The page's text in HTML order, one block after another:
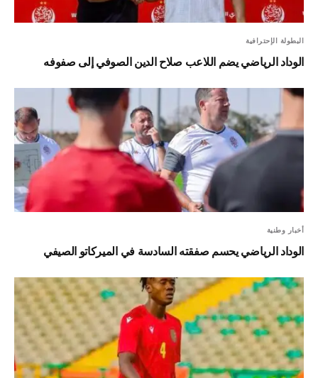
البطولة الإحترافية
الوداد الرياضي يضم اللاعب صلاح الدين الصوفي إلى صفوفه
أخبار وطنية
الوداد الرياضي يحسم صفقته السادسة في الميركاتو الصيفي